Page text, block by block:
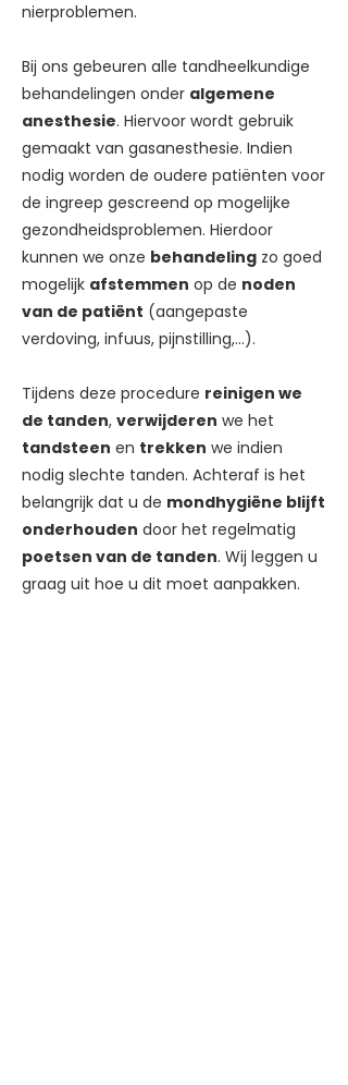
nierproblemen.
Bij ons gebeuren alle tandheelkundige
behandelingen onder algemene
anesthesie. Hiervoor wordt gebruik
gemaakt van gasanesthesie. Indien
nodig worden de oudere patiënten voor
de ingreep gescreend op mogelijke
gezondheidsproblemen. Hierdoor
kunnen we onze behandeling zo goed
mogelijk afstemmen op de noden
van de patiënt (aangepaste
verdoving, infuus, pijnstilling,…).
Tijdens deze procedure reinigen we
de tanden, verwijderen we het
tandsteen en trekken we indien
nodig slechte tanden. Achteraf is het
belangrijk dat u de mondhygiëne blijft
onderhouden door het regelmatig
poetsen van de tanden. Wij leggen u
graag uit hoe u dit moet aanpakken.